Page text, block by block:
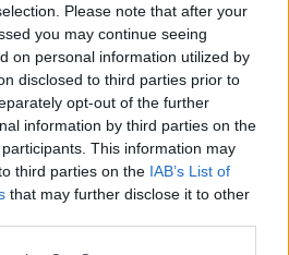
Please note that after your
you may continue seeing
on personal information utilized by
disclosed to third parties prior to
opt-out of the further
information by third parties on the
participants. This information may
third parties on the IAB’s List of
that may further disclose it to other
végeznek – lezárás miatt
közlekedésre számítsunk az
megyei vasútvonalon
0, Sziget!
közelről – heti médiaszemle a